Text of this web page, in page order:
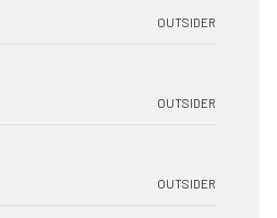
OUTSIDER
OUTSIDER
OUTSIDER